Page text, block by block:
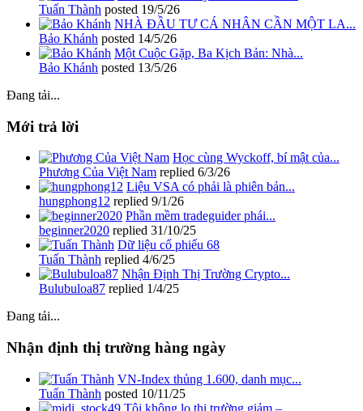
Tuấn Thành posted 19/5/26
NHÀ ĐẦU TƯ CÁ NHÂN CẦN MỘT LA...
Bảo Khánh posted 14/5/26
Một Cuộc Gặp, Ba Kịch Bản: Nhà...
Bảo Khánh posted 13/5/26
Đang tải...
Mới trả lời
Học cùng Wyckoff, bí mật của...
Phương Của Việt Nam replied 6/3/26
Liệu VSA có phải là phiên bản...
hungphong12 replied 9/1/26
Phần mềm tradeguider phái...
beginner2020 replied 31/10/25
Dữ liệu cổ phiếu 68
Tuấn Thành replied 4/6/25
Nhận Định Thị Trường Crypto...
Bulubuloa87 replied 1/4/25
Đang tải...
Nhận định thị trường hàng ngày
VN-Index thủng 1.600, danh mục...
Tuấn Thành posted 10/11/25
Tôi không lo thị trường giảm –...